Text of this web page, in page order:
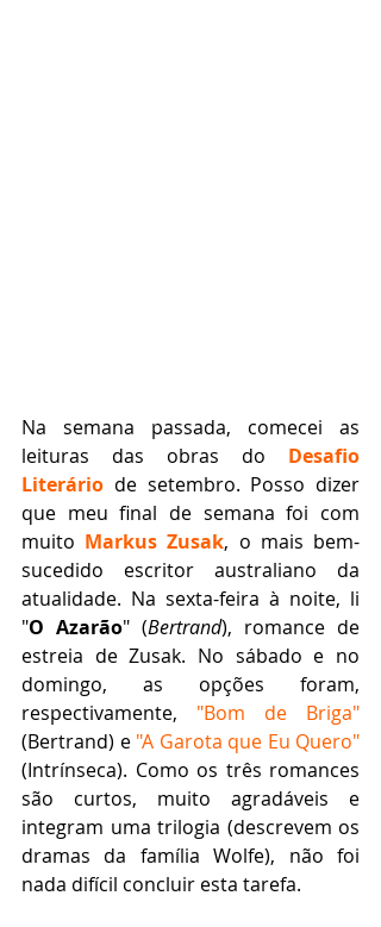
Na semana passada, comecei as
leituras das obras do Desafio
Literário de setembro. Posso dizer
que meu final de semana foi com
muito Markus Zusak, o mais bem-
sucedido escritor australiano da
atualidade. Na sexta-feira à noite, li
"O Azarão" (Bertrand), romance de
estreia de Zusak. No sábado e no
domingo, as opções foram,
respectivamente, "Bom de Briga"
(Bertrand) e "A Garota que Eu Quero"
(Intrínseca). Como os três romances
são curtos, muito agradáveis e
integram uma trilogia (descrevem os
dramas da família Wolfe), não foi
nada difícil concluir esta tarefa.